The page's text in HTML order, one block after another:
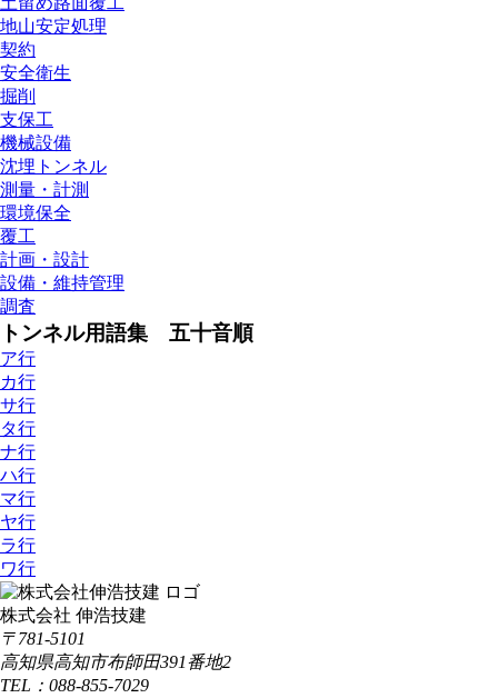
地山安定処理
契約
安全衛生
掘削
支保工
機械設備
沈埋トンネル
測量・計測
環境保全
覆工
計画・設計
設備・維持管理
調査
トンネル用語集 五十音順
ア行
カ行
サ行
タ行
ナ行
ハ行
マ行
ヤ行
ラ行
ワ行
株式会社 伸浩技建
〒781-5101
高知県高知市布師田391番地2
TEL：088-855-7029